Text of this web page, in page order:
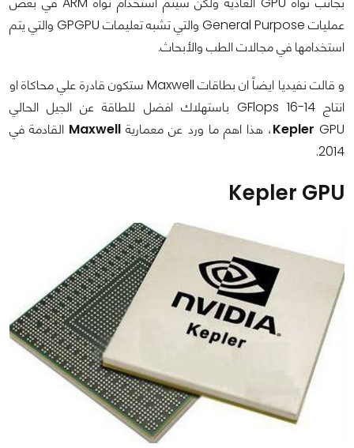
عمليات General Purpose والتي تشبه تعليمات GPGPU والتي يتم
استخدامها في مجالات الطب والأبحاث.
و قالت نفيديا ايضاً ان بطاقات Maxwell ستكون قادرة علي محاكاة او
انتاج 14-16 GFlops باستهلاك افضل للطاقة عن الجيل الحالي
Kepler GPU، هذا اهم ما ورد عن معمارية Maxwell القادمة في
2014.
Kepler GPU